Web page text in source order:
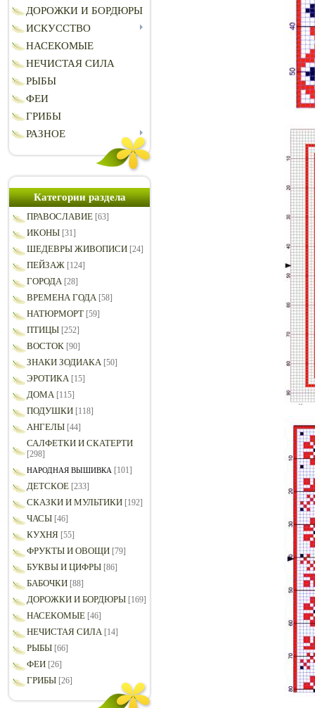
ДОРОЖКИ И БОРДЮРЫ
ИСКУССТВО
НАСЕКОМЫЕ
НЕЧИСТАЯ СИЛА
РЫБЫ
ФЕИ
ГРИБЫ
РАЗНОЕ
Категории раздела
ПРАВОСЛАВИЕ [63]
ИКОНЫ [31]
ШЕДЕВРЫ ЖИВОПИСИ [24]
ПЕЙЗАЖ [124]
ГОРОДА [28]
ВРЕМЕНА ГОДА [58]
НАТЮРМОРТ [59]
ПТИЦЫ [252]
ВОСТОК [90]
ЗНАКИ ЗОДИАКА [50]
ЭРОТИКА [15]
ДОМА [115]
ПОДУШКИ [118]
АНГЕЛЫ [44]
САЛФЕТКИ И СКАТЕРТИ
[298]
НАРОДНАЯ ВЫШИВКА [101]
ДЕТСКОЕ [233]
СКАЗКИ И МУЛЬТИКИ [192]
ЧАСЫ [46]
КУХНЯ [55]
ФРУКТЫ И ОВОЩИ [79]
БУКВЫ И ЦИФРЫ [86]
БАБОЧКИ [88]
ДОРОЖКИ И БОРДЮРЫ [169]
НАСЕКОМЫЕ [46]
НЕЧИСТАЯ СИЛА [14]
РЫБЫ [66]
ФЕИ [26]
ГРИБЫ [26]